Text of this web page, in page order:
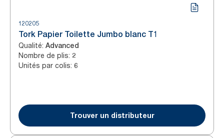
120205
Tork Papier Toilette Jumbo blanc T1
Qualité: Advanced
Nombre de plis: 2
Unités par colis: 6
Trouver un distributeur